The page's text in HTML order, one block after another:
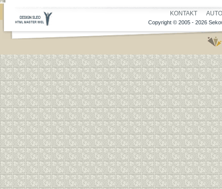
KONTAKT
Copyright © 2005 - 2026